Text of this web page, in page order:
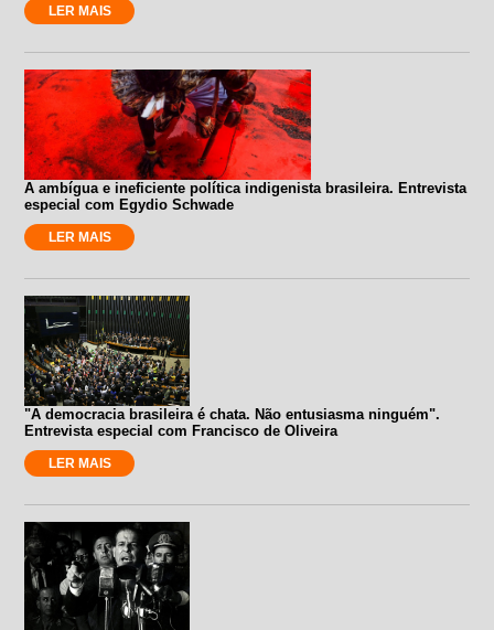
LER MAIS
A ambígua e ineficiente política indigenista brasileira. Entrevista
especial com Egydio Schwade
LER MAIS
"A democracia brasileira é chata. Não entusiasma ninguém".
Entrevista especial com Francisco de Oliveira
LER MAIS